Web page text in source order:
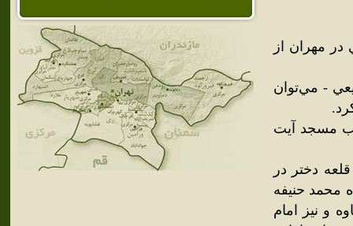
در مهران از
- مي‌توان
مسجد آيت
دختر در
محمد حنيفه
و نيز امام